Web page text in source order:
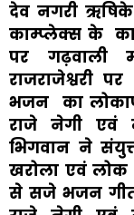
देव नगरी
काम्प्लेक्स के
पर गढ़वाली
राजराजेश्वरी
भजन का
राजे नेगी एवं
भिगवान ने
खरोला एवं लोक
से सजे भजन गीत